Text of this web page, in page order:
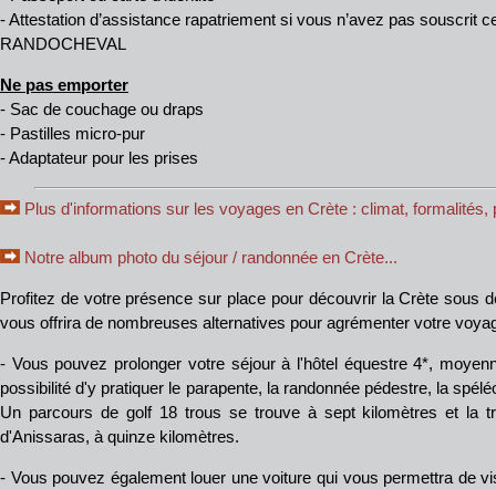
- Attestation d’assistance rapatriement si vous n’avez pas souscrit
RANDOCHEVAL
Ne pas emporter
- Sac de couchage ou draps
- Pastilles micro-pur
- Adaptateur pour les prises
Plus d'informations sur les voyages en Crète : climat,
Notre album photo du séjour / randonnée en Crète...
Profitez de votre présence sur place pour découvrir la Crète sous
vous offrira de nombreuses alternatives pour agrémenter votre
- Vous pouvez prolonger votre séjour à l'hôtel équestre 4*,
possibilité d'y pratiquer le parapente, la randonnée pédestre, la
Un parcours de golf 18 trous se trouve à sept kilomètres et la
d'Anissaras, à quinze kilomètres.
- Vous pouvez également louer une voiture qui vous permettra de